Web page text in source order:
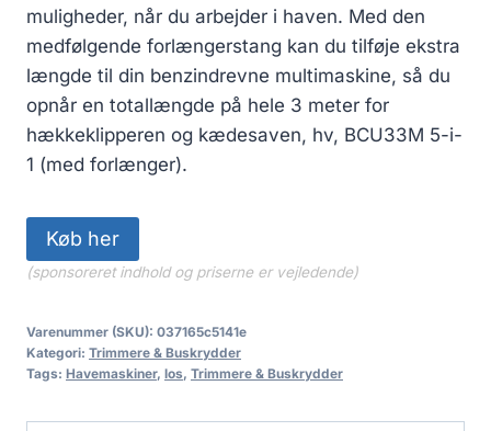
muligheder, når du arbejder i haven. Med den
medfølgende forlængerstang kan du tilføje ekstra
længde til din benzindrevne multimaskine, så du
opnår en totallængde på hele 3 meter for
hækkeklipperen og kædesaven, hv, BCU33M 5-i-
1 (med forlænger).
Køb her
(sponsoreret indhold og priserne er vejledende)
Varenummer (SKU): 037165c5141e
Kategori: Trimmere & Buskrydder
Tags: Havemaskiner, los, Trimmere & Buskrydder